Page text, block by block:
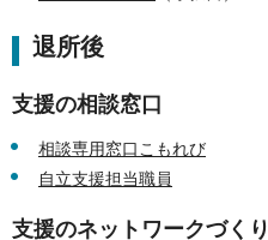
退所後
支援の相談窓口
相談専用窓口こもれび
自立支援担当職員
支援のネットワークづくり